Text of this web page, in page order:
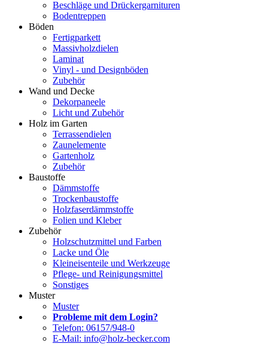
Beschläge und Drückergarnituren
Bodentreppen
Böden
Fertigparkett
Massivholzdielen
Laminat
Vinyl - und Designböden
Zubehör
Wand und Decke
Dekorpaneele
Licht und Zubehör
Holz im Garten
Terrassendielen
Zaunelemente
Gartenholz
Zubehör
Baustoffe
Dämmstoffe
Trockenbaustoffe
Holzfaserdämmstoffe
Folien und Kleber
Zubehör
Holzschutzmittel und Farben
Lacke und Öle
Kleineisenteile und Werkzeuge
Pflege- und Reinigungsmittel
Sonstiges
Muster
Muster
Probleme mit dem Login?
Telefon: 06157/948-0
E-Mail: info@holz-becker.com